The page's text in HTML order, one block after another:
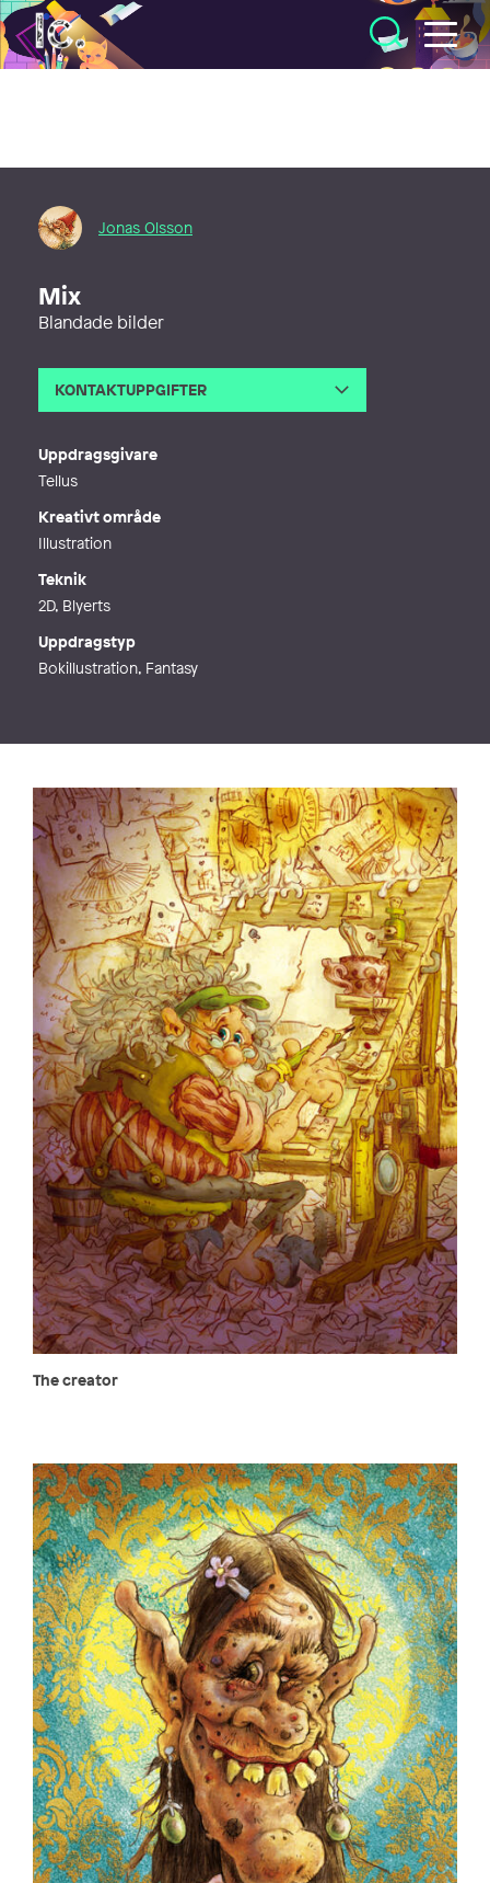
Illustratörcentrum
Jonas Olsson
Mix
Blandade bilder
KONTAKTUPPGIFTER
Uppdragsgivare
Tellus
Kreativt område
Illustration
Teknik
2D, Blyerts
Uppdragstyp
Bokillustration, Fantasy
The creator